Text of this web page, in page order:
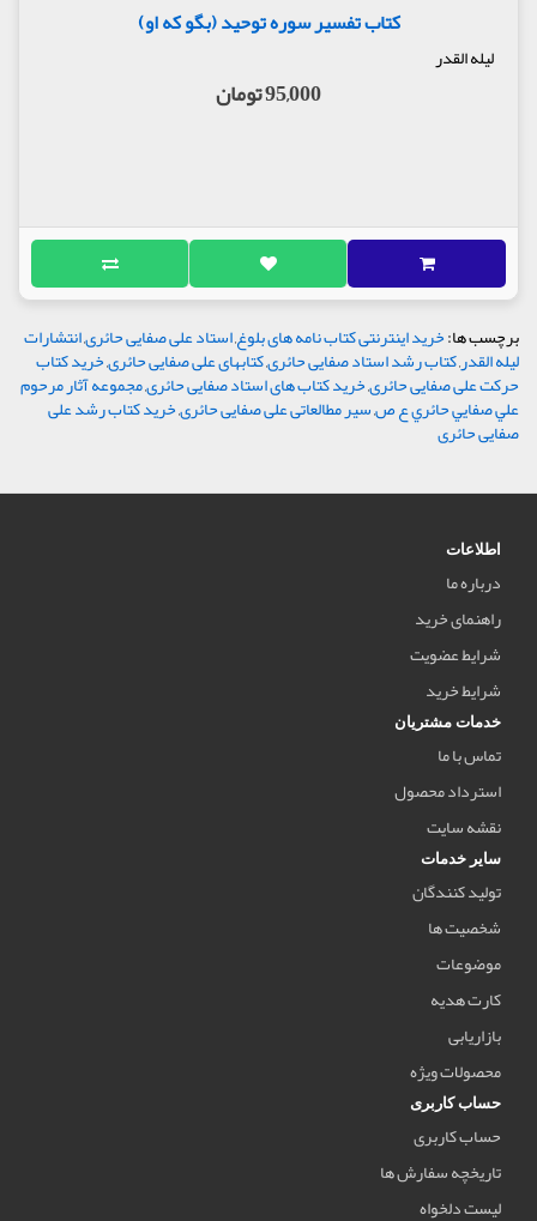
کتاب تفسیر سوره توحید (بگو که او)
لیله القدر
95,000 تومان
برچسب ها:خرید اینترنتی کتاب نامه های بلوغ,استاد علی صفایی حائری,انتشارات
لیله القدر,کتاب رشد استاد صفایی حائری,کتابهای علی صفایی حائری,خرید کتاب
حرکت علی صفایی حائری,خرید کتاب های استاد صفایی حائری,مجموعه آثار مرحوم
علي صفايي حائري ع ص,سیر مطالعاتی علی صفایی حائری,خرید کتاب رشد علی
صفایی حائری
اطلاعات
درباره ما
راهنمای خرید
شرایط عضویت
شرایط خرید
خدمات مشتریان
تماس با ما
استرداد محصول
نقشه سایت
سایر خدمات
تولید کنندگان
شخصیت ها
موضوعات
کارت هدیه
بازاریابی
محصولات ویژه
حساب کاربری
حساب کاربری
تاریخچه سفارش ها
لیست دلخواه